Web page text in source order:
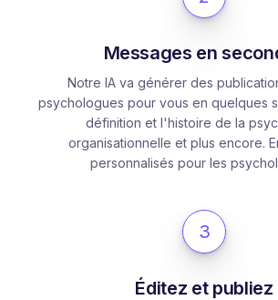
Messages en
Notre IA va générer des
psychologues pour vous en quelques
définition et l'histoire de la
organisationnelle et plus encore.
personnalisés pour les
3
Éditez et publiez